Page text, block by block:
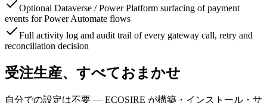
Optional Dataverse / Power Platform surfacing of payment
events for Power Automate flows
Full activity log and audit trail of every gateway call, retry and
reconciliation decision
受注生産、すべておまかせ
自分での設定は不要 — ECOSIRE が構築・インストール・サ